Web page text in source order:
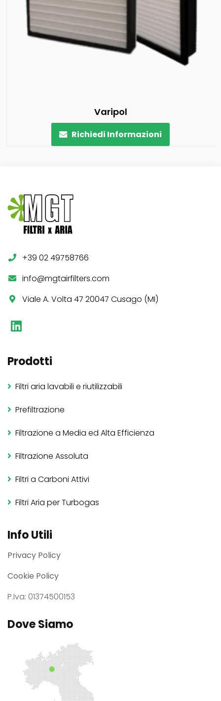
Varipol
Richiedi Informazioni
+39 02 49758766
info@mgtairfilters.com
Viale A. Volta 47 20047 Cusago (MI)
Prodotti
Filtri aria lavabili e riutilizzabili
Prefiltrazione
Filtrazione a Media ed Alta Efficienza
Filtrazione Assoluta
Filtri a Carboni Attivi
Filtri Aria per Turbogas
Info Utili
Privacy Policy
Cookie Policy
P.Iva: 01374500153
Dove Siamo